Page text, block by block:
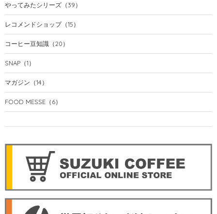
やってみたシリーズ （39）
レコメンドショップ（15）
コーヒー豆知識 （20）
SNAP （1）
マガジン （14）
FOOD MESSE （6）